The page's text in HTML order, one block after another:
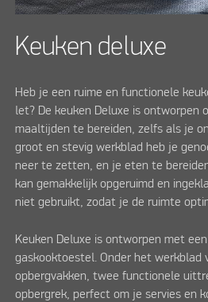
Keuken deluxe
Heb je een ruime en functionele
let? De keuken Deluxe is ontworpen
maaltijden te bereiden, zelfs als je
groot en stevig werkblad heb je
neer te zetten, en je eten te
kan gemakkelijk opgeruimd en
niet gebruikt, zodat je de ruimte
Keuken Deluxe is ontworpen met
gaskooktoestel. Onder het werkblad
opbergvakken, twee functionele
opbergrek, perfect om je servies en